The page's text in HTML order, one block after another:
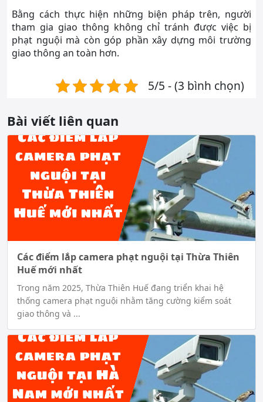
Bằng cách thực hiện những biện pháp trên, người
tham gia giao thông không chỉ tránh được việc bị
phạt nguội mà còn góp phần xây dựng môi trường
giao thông an toàn hơn.
5/5 - (3 bình chọn)
Bài viết liên quan
Các điểm lắp camera phạt nguội tại Thừa Thiên
Huế mới nhất
Trong năm 2025, Thừa Thiên Huế đang triển khai hệ
thống camera phạt nguội nhằm tăng cường kiểm soát
giao thông và ...